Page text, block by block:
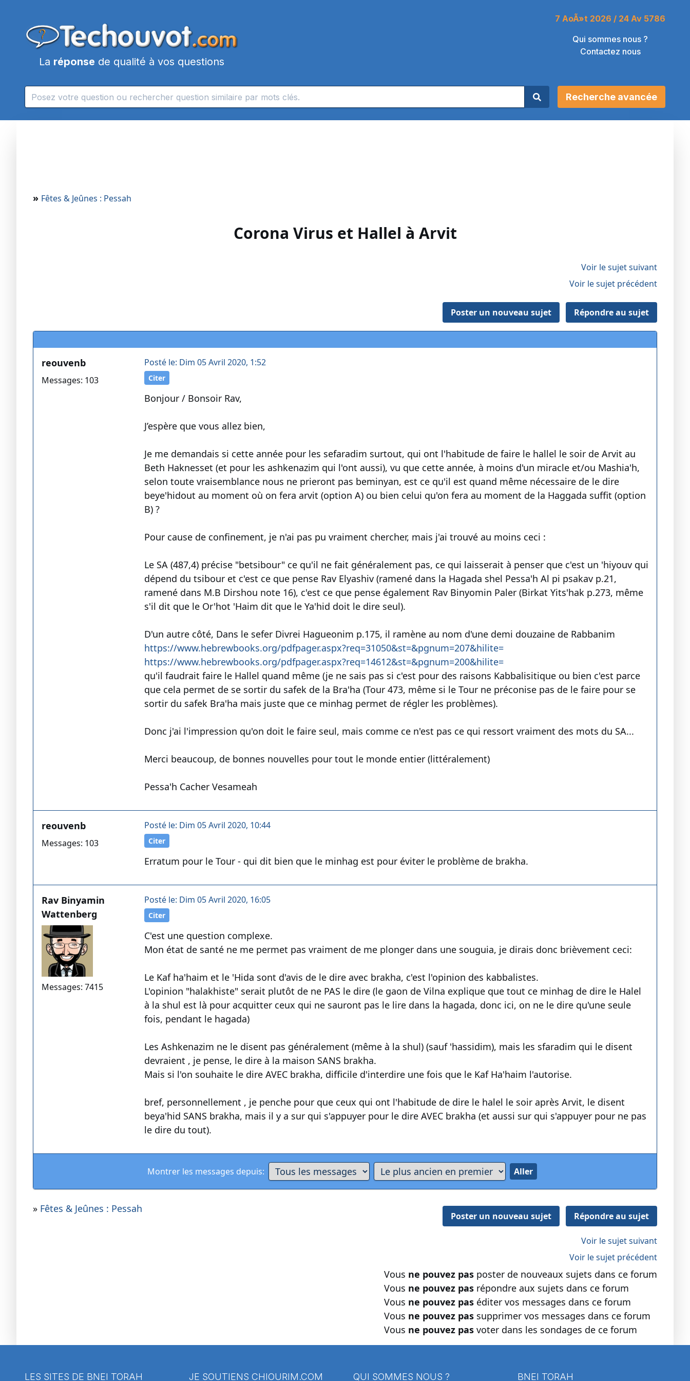
La réponse de qualité à vos questions
7 AoÃ»t 2026 / 24 Av 5786
Qui sommes nous ?
Contactez nous
Recherche avancée
» Fêtes & Jeûnes : Pessah
Corona Virus et Hallel à Arvit
Voir le sujet suivant
Voir le sujet précédent
Poster un nouveau sujet Répondre au sujet
reouvenb
Messages: 103
Posté le: Dim 05 Avril 2020, 1:52
Citer
Bonjour / Bonsoir Rav,
J’espère que vous allez bien,
Je me demandais si cette année pour les sefaradim surtout, qui ont l'habitude de faire le hallel le soir de Arvit au
Beth Haknesset (et pour les ashkenazim qui l'ont aussi), vu que cette année, à moins d'un miracle et/ou Mashia'h,
selon toute vraisemblance nous ne prieront pas beminyan, est ce qu'il est quand même nécessaire de le dire
beye'hidout au moment où on fera arvit (option A) ou bien celui qu'on fera au moment de la Haggada suffit (option
B) ?
Pour cause de confinement, je n'ai pas pu vraiment chercher, mais j'ai trouvé au moins ceci :
Le SA (487,4) précise "betsibour" ce qu'il ne fait généralement pas, ce qui laisserait à penser que c'est un 'hiyouv qui
dépend du tsibour et c'est ce que pense Rav Elyashiv (ramené dans la Hagada shel Pessa'h Al pi psakav p.21,
ramené dans M.B Dirshou note 16), c'est ce que pense également Rav Binyomin Paler (Birkat Yits'hak p.273, même
s'il dit que le Or'hot 'Haim dit que le Ya'hid doit le dire seul).
D'un autre côté, Dans le sefer Divrei Hagueonim p.175, il ramène au nom d'une demi douzaine de Rabbanim
https://www.hebrewbooks.org/pdfpager.aspx?req=31050&st=&pgnum=207&hilite=
https://www.hebrewbooks.org/pdfpager.aspx?req=14612&st=&pgnum=200&hilite=
qu'il faudrait faire le Hallel quand même (je ne sais pas si c'est pour des raisons Kabbalisitique ou bien c'est parce
que cela permet de se sortir du safek de la Bra'ha (Tour 473, même si le Tour ne préconise pas de le faire pour se
sortir du safek Bra'ha mais juste que ce minhag permet de régler les problèmes).
Donc j'ai l'impression qu'on doit le faire seul, mais comme ce n'est pas ce qui ressort vraiment des mots du SA...
Merci beaucoup, de bonnes nouvelles pour tout le monde entier (littéralement)
Pessa'h Cacher Vesameah
reouvenb
Messages: 103
Posté le: Dim 05 Avril 2020, 10:44
Citer
Erratum pour le Tour - qui dit bien que le minhag est pour éviter le problème de brakha.
Rav Binyamin
Wattenberg
Messages: 7415
Posté le: Dim 05 Avril 2020, 16:05
Citer
C'est une question complexe.
Mon état de santé ne me permet pas vraiment de me plonger dans une souguia, je dirais donc brièvement ceci:
Le Kaf ha'haim et le 'Hida sont d'avis de le dire avec brakha, c'est l'opinion des kabbalistes.
L'opinion "halakhiste" serait plutôt de ne PAS le dire (le gaon de Vilna explique que tout ce minhag de dire le Halel
à la shul est là pour acquitter ceux qui ne sauront pas le lire dans la hagada, donc ici, on ne le dire qu'une seule
fois, pendant le hagada)
Les Ashkenazim ne le disent pas généralement (même à la shul) (sauf 'hassidim), mais les sfaradim qui le disent
devraient , je pense, le dire à la maison SANS brakha.
Mais si l'on souhaite le dire AVEC brakha, difficile d'interdire une fois que le Kaf Ha'haim l'autorise.
bref, personnellement , je penche pour que ceux qui ont l'habitude de dire le halel le soir après Arvit, le disent
beya'hid SANS brakha, mais il y a sur qui s'appuyer pour le dire AVEC brakha (et aussi sur qui s'appuyer pour ne pas
le dire du tout).
Montrer les messages depuis:
» Fêtes & Jeûnes : Pessah
Poster un nouveau sujet Répondre au sujet
Voir le sujet suivant
Voir le sujet précédent
Vous ne pouvez pas poster de nouveaux sujets dans ce forum
Vous ne pouvez pas répondre aux sujets dans ce forum
Vous ne pouvez pas éditer vos messages dans ce forum
Vous ne pouvez pas supprimer vos messages dans ce forum
Vous ne pouvez pas voter dans les sondages de ce forum
LES SITES DE BNEI TORAH JE SOUTIENS CHIOURIM.COM QUI SOMMES NOUS ? BNEI TORAH